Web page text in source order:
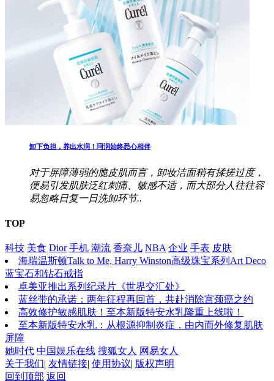
卸下负担，养出水润！珂润始终悉心相伴
对于屏障薄弱的脆皮肌而言，卸妆洁面稍有揉搓过度，
便易引发肌肤泛红刺痛、敏感不适，而大部分人往往容
易忽略日复一日洗卸环节..
TOP
科技 美食 Dior 手机 潮流 香奈儿 NBA 企业 手表 皮肤
海瑞温斯顿Talk to Me, Harry Winston高级珠宝系列Art Deco
蓝宝石和钻石戒指
卓美亚推出系列纪录片《世界交汇处》
蓝丝带的承诺：两年征程再回首，共赴消除宫颈癌之约
高效修护敏感肌肤！至本新版特安水乳隆重上线啦！
至本新版特安水乳：从根源抑制炎症，由内而外修复肌肤
屏障
她时代 中国娱乐在线 搜狐女人 网易女人
关于我们| 友情链接| 使用协议| 版权声明
回到顶部 返回